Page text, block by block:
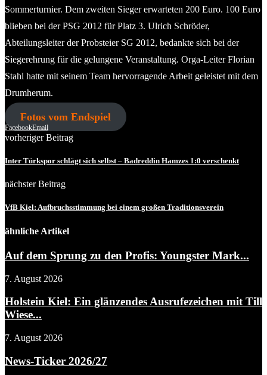
Sommerturnier. Dem zweiten Sieger erwarteten 200 Euro. 100 Euro
blieben bei der PSG 2012 für Platz 3. Ulrich Schröder,
Abteilungsleiter der Probsteier SG 2012, bedankte sich bei der
Siegerehrung für die gelungene Veranstaltung. Orga-Leiter Florian
Stahl hatte mit seinem Team hervorragende Arbeit geleistet mit dem
Drumherum.
Fotos vom Endspiel
FacebookEmail
vorheriger Beitrag
Inter Türkspor schlägt sich selbst – Badreddin Hamzes 1:0 verschenkt
nächster Beitrag
VfB Kiel: Aufbruchsstimmung bei einem großen Traditionsverein
ähnliche Artikel
Auf dem Sprung zu den Profis: Youngster Mark...
7. August 2026
Holstein Kiel: Ein glänzendes Ausrufezeichen mit Till
Wiese...
7. August 2026
News-Ticker 2026/27